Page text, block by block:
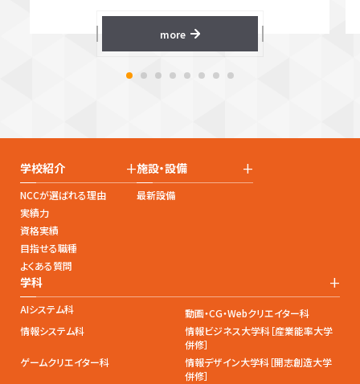
more
学校紹介 +
NCCが選ばれる理由
実績力
資格実績
目指せる職種
よくある質問
施設・設備 +
最新設備
学科 +
AIシステム科
動画・CG・Webクリエイター科
情報システム科
情報ビジネス大学科［産業能率大学
併修］
ゲームクリエイター科
情報デザイン大学科［開志創造大学
併修］